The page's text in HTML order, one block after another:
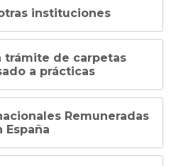
instituciones
trámite de carpetas
a prácticas
Remuneradas
España